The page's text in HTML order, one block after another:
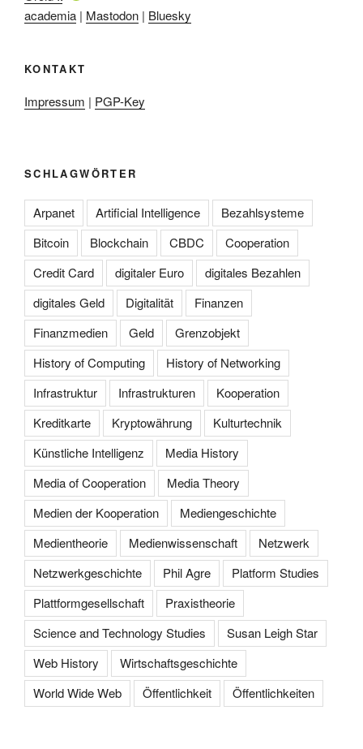
academia | Mastodon | Bluesky
KONTAKT
Impressum | PGP-Key
SCHLAGWÖRTER
Arpanet Artificial Intelligence
Bezahlsysteme
Bitcoin
Blockchain CBDC
Cooperation
Credit Card
digitaler Euro
digitales Bezahlen
digitales Geld
Digitalität
Finanzen
Finanzmedien
Geld
Grenzobjekt
History of Computing
History of Networking
Infrastruktur
Infrastrukturen
Kooperation
Kreditkarte
Kryptowährung
Kulturtechnik
Künstliche Intelligenz
Media History
Media of Cooperation
Media Theory
Medien der Kooperation
Mediengeschichte
Medientheorie
Medienwissenschaft
Netzwerk
Netzwerkgeschichte
Phil Agre
Platform Studies
Plattformgesellschaft
Praxistheorie
Science and Technology Studies
Susan Leigh Star
Web History
Wirtschaftsgeschichte
World Wide Web
Öffentlichkeit Öffentlichkeiten